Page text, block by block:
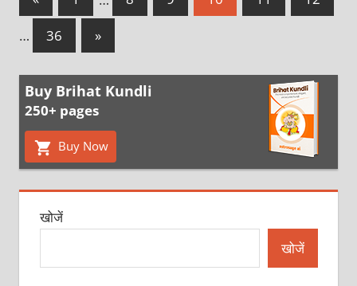
pagination
Posts
…
36
Next
Posts
»
Buy Brihat Kundli
250+ pages
Buy Now
खोजें
खोजें